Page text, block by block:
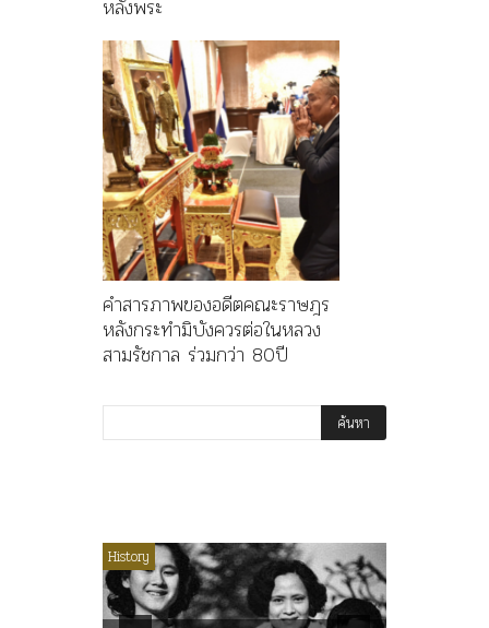
หลังพระ
คำสารภาพของอดีตคณะราษฎร
หลังกระทำมิบังควรต่อในหลวง
สามรัชกาล ร่วมกว่า 80ปี
History